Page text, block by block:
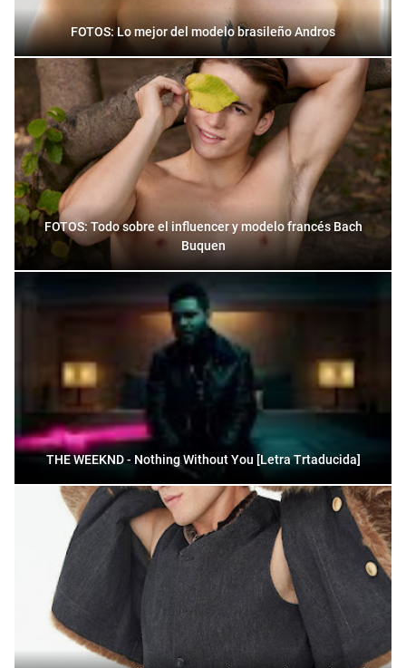
FOTOS: Lo mejor del modelo brasileño Andros
FOTOS: Todo sobre el influencer y modelo francés Bach
Buquen
THE WEEKND - Nothing Without You [Letra Trtaducida]